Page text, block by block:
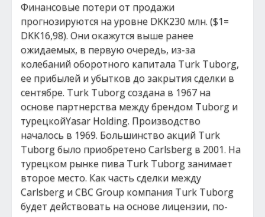
Финансовые потери от продажи
прогнозируются на уровне DKK230 млн. ($1=
DKK16,98). Они окажутся выше ранее
ожидаемых, в первую очередь, из-за
колебаний оборотного капитала Turk Tuborg,
ее прибылей и убытков до закрытия сделки в
сентябре. Turk Tuborg создана в 1967 на
основе партнерства между брендом Tuborg и
турецкойYasar Holding. Производство
началось в 1969. Большинство акций Turk
Tuborg было приобретено Carlsberg в 2001. На
турецком рынке пива Turk Tuborg занимает
второе место. Как часть сделки между
Carlsberg и CBC Group компания Turk Tuborg
будет действовать на основе лицензии, по-